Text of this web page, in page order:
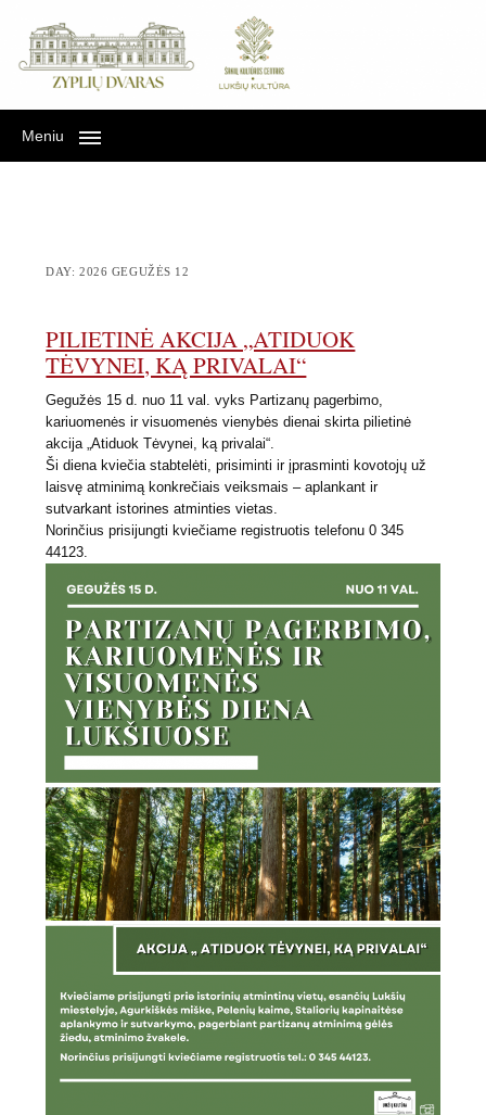
Meniu
DAY:2026 GEGUŽĖS 12
PILIETINĖ AKCIJA „ATIDUOK
TĖVYNEI, KĄ PRIVALAI“
Gegužės 15 d. nuo 11 val. vyks Partizanų pagerbimo,
kariuomenės ir visuomenės vienybės dienai skirta pilietinė
akcija „Atiduok Tėvynei, ką privalai“.
Ši diena kviečia stabtelėti, prisiminti ir įprasminti kovotojų už
laisvę atminimą konkrečiais veiksmais – aplankant ir
sutvarkant istorines atminties vietas.
Norinčius prisijungti kviečiame registruotis telefonu 0 345
44123.